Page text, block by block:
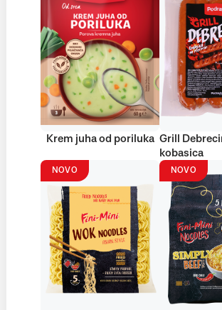
Krem juha od poriluka Grill
kobasica
NOVO NOVO